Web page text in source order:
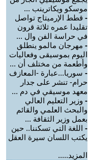
موسكو ويكاترينب ...
- قطط الإرميتاج تواصل
تقليدا عمره ثلاثة قرون
في حراسة الفن وال ...
- مهرجان مالمو ينطلق
اليوم بموسيقى وفعاليات
وأطعمة من مختلف أن ...
- سوريا...عبارة -المعازف
حرام- تنشر على جدار
معهد موسيقي في دم ...
- وزير التعليم العالي
والبحث العلمي والقائم
بعمل وزير الثقافة ...
- اللغة التي تسكننا.. حين
يكتب اللسان سيرة العقل
المزيد.....